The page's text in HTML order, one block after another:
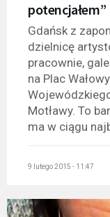
potencjałem”
Gdańsk z
dzielnicę
pracownie,
na Plac
Motławy. To
ma w ciągu
9 lutego 2015 - 11:47